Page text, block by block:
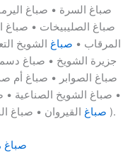
صباغ السرة • صباغ
صباغ الصليبيخات • صباغ
المرقاب • صباغ الشويخ
جزيرة الشويخ • صباغ
صباغ الصوابر • صباغ أم
• صباغ الشويخ الصناعية •
صباغ القيروان • صباغ شمال غرب الصليبيخات ).
صباغ